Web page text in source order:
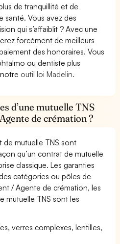
de tranquillité et de
Vous avez des
qui s’affaiblit ? Avec une
forcément de meilleurs
des honoraires. Vous
ou dentiste plus
outil loi Madelin.
d’une mutuelle TNS
de crémation ?
de mutuelle TNS sont
qu’un contrat de mutuelle
classique. Les garanties
catégories ou pôles de
/ Agente de crémation, les
mutuelle TNS sont les
verres complexes, lentilles,